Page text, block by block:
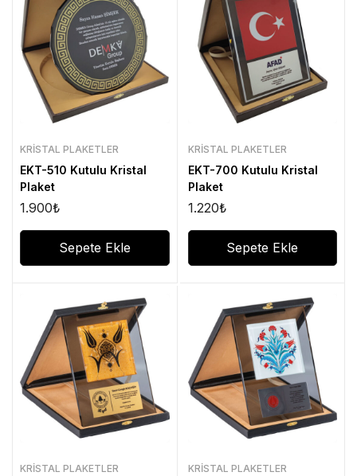
KRISTAL PLAKETLER
EKT-510 Kutulu Kristal
Plaket
1.900₺
Sepete Ekle
KRISTAL PLAKETLER
EKT-700 Kutulu Kristal
Plaket
1.220₺
Sepete Ekle
KRISTAL PLAKETLER KRISTAL PLAKETLER